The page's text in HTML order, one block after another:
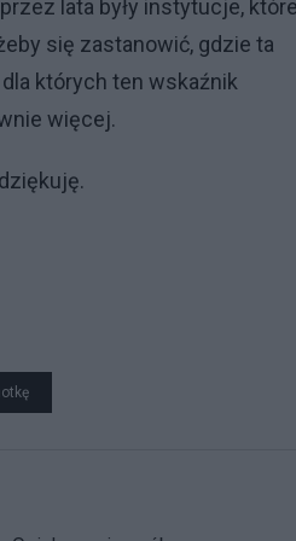
lata były instytucje,
się zastanowić, gdzie ta
których ten wskaźnik
więcej.